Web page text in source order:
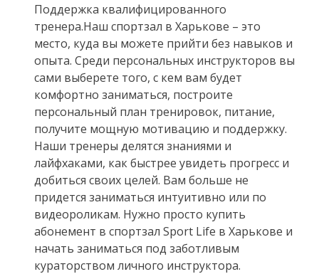
Поддержка квалифицированного
тренера.Наш спортзал в Харькове – это
место, куда вы можете прийти без навыков и
опыта. Среди персональных инструкторов вы
сами выберете того, с кем вам будет
комфортно заниматься, построите
персональный план тренировок, питание,
получите мощную мотивацию и поддержку.
Наши тренеры делятся знаниями и
лайфхаками, как быстрее увидеть прогресс и
добиться своих целей. Вам больше не
придется заниматься интуитивно или по
видеороликам. Нужно просто купить
абонемент в спортзал Sport Life в Харькове и
начать заниматься под заботливым
кураторством личного инструктора.